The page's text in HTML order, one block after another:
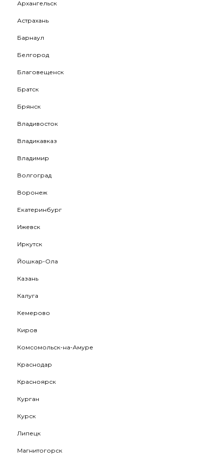
Архангельск
Астрахань
Барнаул
Белгород
Благовещенск
Братск
Брянск
Владивосток
Владикавказ
Владимир
Волгоград
Воронеж
Екатеринбург
Ижевск
Иркутск
Йошкар-Ола
Казань
Калуга
Кемерово
Киров
Комсомольск-на-Амуре
Краснодар
Красноярск
Курган
Курск
Липецк
Магнитогорск